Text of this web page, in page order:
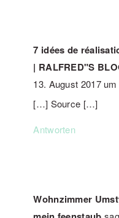
7 idées de
| RALFRED"S
13. August 2017
[…] Source […]
Antworten
Wohnzimmer